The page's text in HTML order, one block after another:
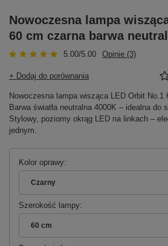
Nowoczesna lampa
60 cm czarna barwa
5.00/5.00 Opinie (3)
+ Dodaj do porównania
Nowoczesna lampa wisząca LED Orbit No.1
Barwa światła neutralna 4000K – idealna do
Stylowy, poziomy okrąg LED na linkach –
jednym.
Kolor oprawy
Czarny
Szerokość lampy
60 cm